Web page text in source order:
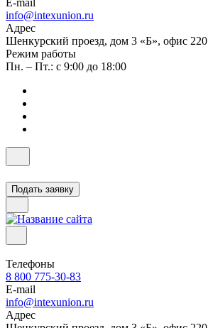
E-mail
info@intexunion.ru
Адрес
Шенкурский проезд, дом 3 «Б», офис 220
Режим работы
Пн. – Пт.: с 9:00 до 18:00
Подать заявку
Телефоны
8 800 775-30-83
E-mail
info@intexunion.ru
Адрес